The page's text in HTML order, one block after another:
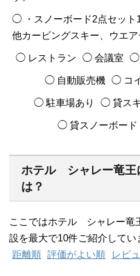
◯ ・スノーボード2点セッ
他カービングスキー、ウエ
◯ レストラン ◯ 会議室 ◯
◯ 自動販売機 ◯ コ
◯ 駐車場あり ◯ 貸ス
◯ 貸スノーボード
ホテル シャレー竜王
は？
ここではホテル シャレー竜
設を最大で10件ご紹介してい
距離順 評価がよい順 レビ